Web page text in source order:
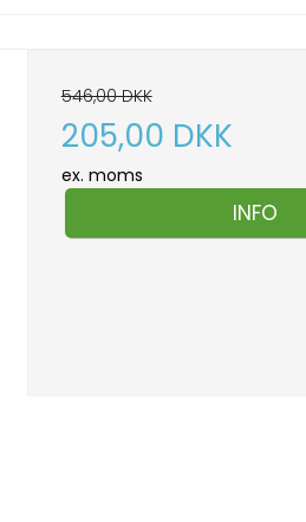
546,00 DKK
205,00 DKK
ex. moms
INFO